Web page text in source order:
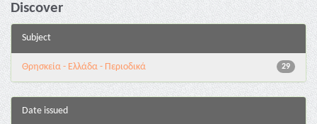
Discover
Subject
29
Θρησκεία - Ελλάδα - Περιοδικά
Date issued